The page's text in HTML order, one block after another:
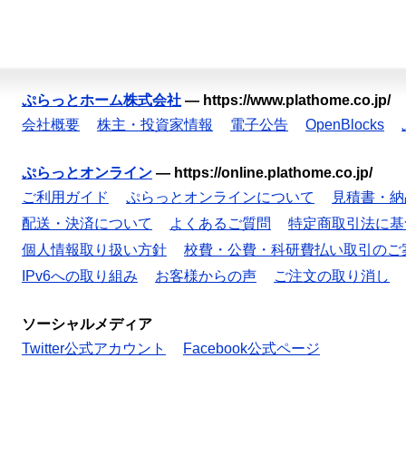
ぷらっとホーム株式会社 — https://www.plathome.co.jp/
会社概要
株主・投資家情報 電子公告 OpenBlocks
ぷらっとオンライン — https://online.plathome.co.jp/
ご利用ガイド
ぷらっとオンラインについて
見積書・
配送・決済について
よくあるご質問
特定商取引法に
個人情報取り扱い方針
校費・公費・科研費払い取引のご
IPv6への取り組み
お客様からの声 ご注文の取り消し
ソーシャルメディア
Twitter公式アカウント
Facebook公式ページ